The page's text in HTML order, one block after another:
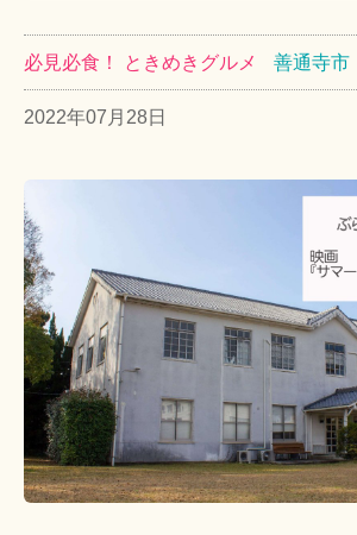
必見必食！ ときめきグルメ 善通寺市
2022年07月28日